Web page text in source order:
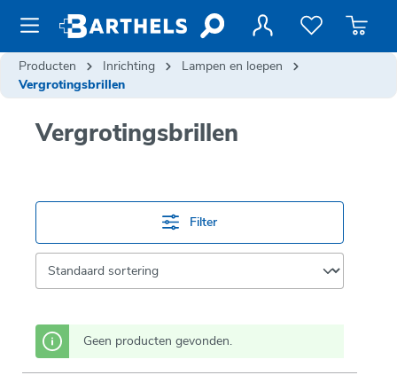
hoofdinhoud
Producten Inrichting
Lampen en loepen
Vergrotingsbrillen
Vergrotingsbrillen
Filter
Geen producten gevonden.